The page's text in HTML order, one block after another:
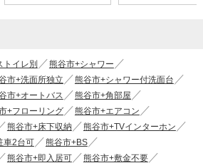
トイレ別
熊谷市+シャワー
市+洗面所独立
熊谷市+シャワー付洗面台
市+オートバス
熊谷市+角部屋
+フローリング
熊谷市+エアコン
熊谷市+床下収納
熊谷市+TVインターホン
車2台可
熊谷市+BS
熊谷市+即入居可
熊谷市+敷金不要